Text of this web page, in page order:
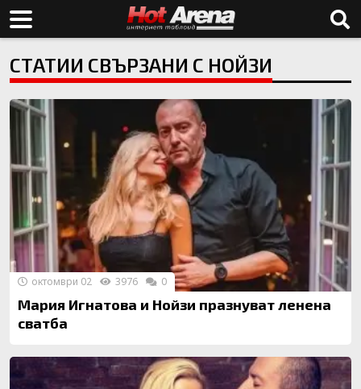
СТАТИИ СВЪРЗАНИ С НОЙЗИ
Мария Игнатова и Нойзи празнуват ленена
сватба
октомври 02 3976 0